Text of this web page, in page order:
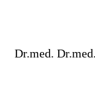
Dr.med.